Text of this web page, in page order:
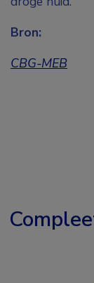
Bron:
CBG-MEB